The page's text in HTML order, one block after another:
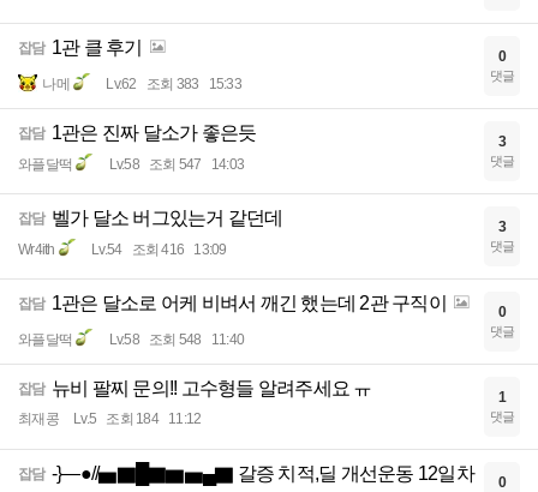
잡담 1관 클 후기
나메 Lv.62 조회 383 15:33
0
댓글
잡담 1관은 진짜 달소가 좋은듯
와플달떡 Lv.58 조회 547 14:03
3
댓글
잡담 벨가 달소 버그있는거 같던데
Wr4ith Lv.54 조회 416 13:09
3
댓글
잡담 1관은 달소로 어케 비벼서 깨긴 했는데 2관 구직이
와플달떡 Lv.58 조회 548 11:40
0
댓글
잡담 뉴비 팔찌 문의!! 고수형들 알려주세요 ㅠ
최재콩 Lv.5 조회 184 11:12
1
댓글
잡담 -}—●//▅▇█▇▆▅▄▇ 갈증 치적,딜 개선운동 12일차 0